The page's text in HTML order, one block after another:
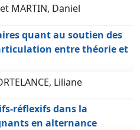
et MARTIN, Daniel
quant au soutien des
entre théorie et
Liliane
réflexifs dans la
en alternance